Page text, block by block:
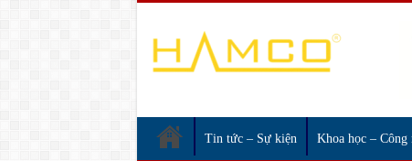
Tin tức – Sự kiện Khoa học – Công